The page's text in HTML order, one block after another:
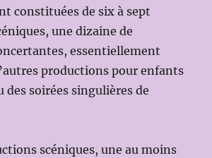
constituées de six à sept
une dizaine de
essentiellement
productions pour enfants
soirées singulières de
scéniques, une au moins